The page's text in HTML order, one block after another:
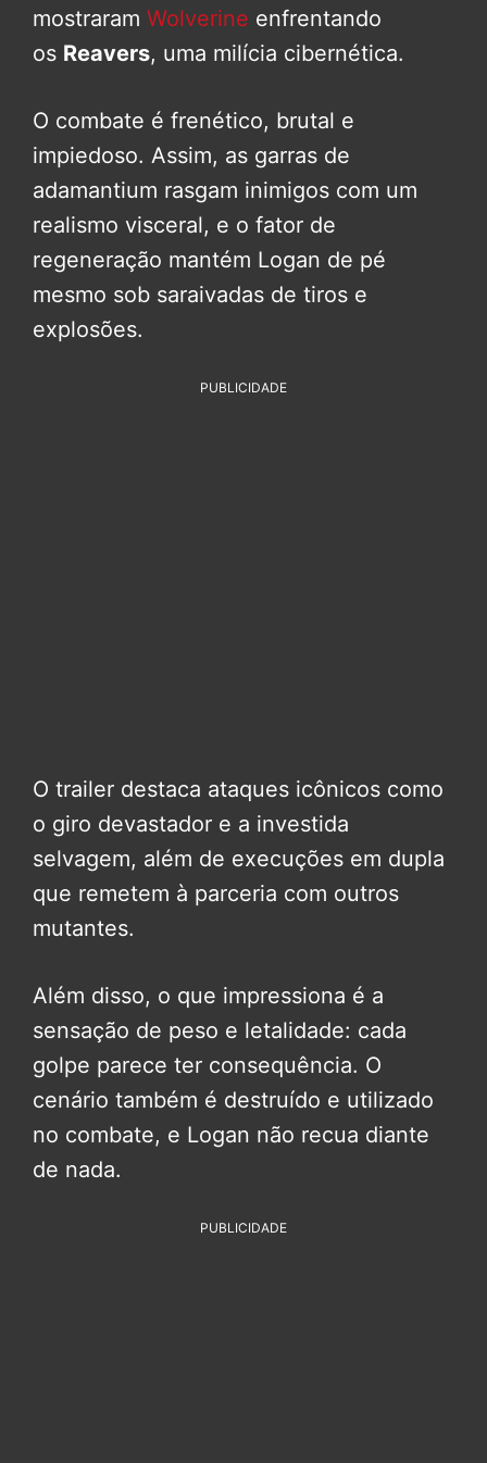
mostraram Wolverine enfrentando
os Reavers, uma milícia cibernética.
O combate é frenético, brutal e
impiedoso. Assim, as garras de
adamantium rasgam inimigos com um
realismo visceral, e o fator de
regeneração mantém Logan de pé
mesmo sob saraivadas de tiros e
explosões.
PUBLICIDADE
O trailer destaca ataques icônicos como
o giro devastador e a investida
selvagem, além de execuções em dupla
que remetem à parceria com outros
mutantes.
Além disso, o que impressiona é a
sensação de peso e letalidade: cada
golpe parece ter consequência. O
cenário também é destruído e utilizado
no combate, e Logan não recua diante
de nada.
PUBLICIDADE